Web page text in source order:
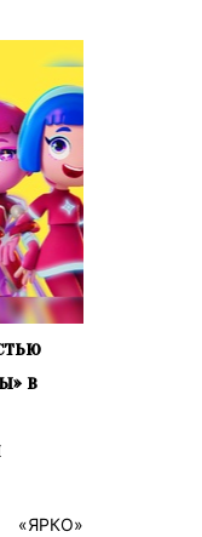
в
«ЯРКО»